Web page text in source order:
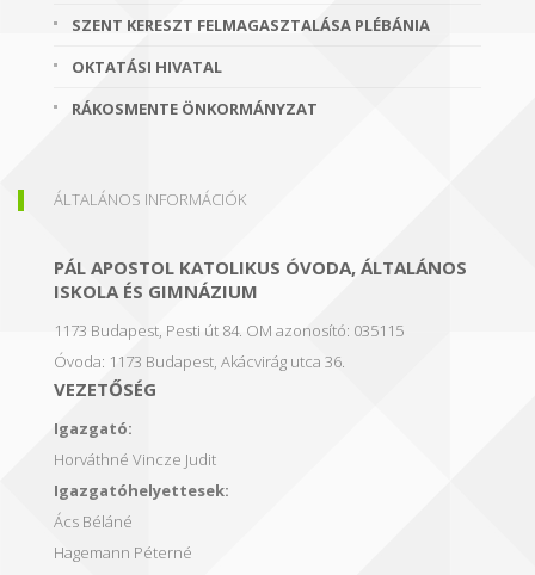
SZENT KERESZT FELMAGASZTALÁSA PLÉBÁNIA
OKTATÁSI HIVATAL
RÁKOSMENTE ÖNKORMÁNYZAT
ÁLTALÁNOS INFORMÁCIÓK
PÁL APOSTOL KATOLIKUS ÓVODA, ÁLTALÁNOS
ISKOLA ÉS GIMNÁZIUM
1173 Budapest, Pesti út 84. OM azonosító: 035115
Óvoda: 1173 Budapest, Akácvirág utca 36.
VEZETŐSÉG
Igazgató:
Horváthné Vincze Judit
Igazgatóhelyettesek:
Ács Béláné
Hagemann Péterné